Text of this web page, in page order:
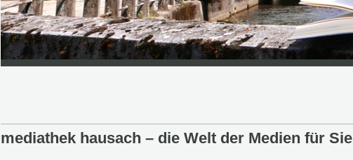
mediathek hausach – die Welt der Medien für Sie